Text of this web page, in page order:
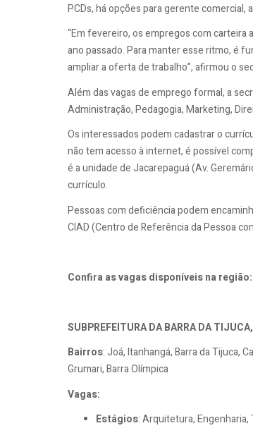
PCDs, há opções para gerente
“Em fevereiro, os empregos com carteira
ano passado. Para manter esse ritmo, é
ampliar a oferta de trabalho”, afirmou o
Além das vagas de emprego formal, a
Administração, Pedagogia, Marketing,
Os interessados podem cadastrar o
não tem acesso à internet, é possível
é a unidade de Jacarepaguá (Av.
currículo.
Pessoas com deficiência podem
CIAD (Centro de Referência da Pessoa
Confira as vagas disponíveis na região:
SUBPREFEITURA DA BARRA DA TIJUCA,
Bairros: Joá, Itanhangá, Barra da Tijuca,
Grumari, Barra Olímpica
Vagas:
Estágios: Arquitetura,